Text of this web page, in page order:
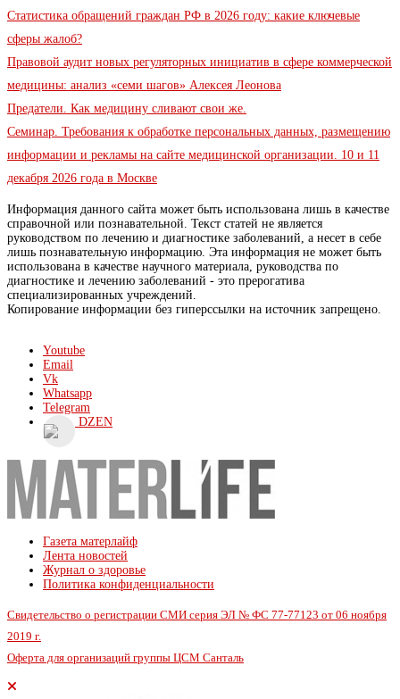
Статистика обращений граждан РФ в 2026 году: какие ключевые
сферы жалоб?
Правовой аудит новых регуляторных инициатив в сфере коммерческой
медицины: анализ «семи шагов» Алексея Леонова
Предатели. Как медицину сливают свои же.
Семинар. Требования к обработке персональных данных, размещению
информации и рекламы на сайте медицинской организации. 10 и 11
декабря 2026 года в Москве
Информация данного сайта может быть использована лишь в качестве
справочной или познавательной. Текст статей не является
руководством по лечению и диагностике заболеваний, а несет в себе
лишь познавательную информацию. Эта информация не может быть
использована в качестве научного материала, руководства по
диагностике и лечению заболеваний - это прерогатива
специализированных учреждений.
Копирование информации без гиперссылки на источник запрещено.
Youtube
Email
Vk
Whatsapp
Telegram
DZEN
Газета матерлайф
Лента новостей
Журнал о здоровье
Политика конфиденциальности
Свидетельство о регистрации СМИ серия ЭЛ № ФС 77-77123 от 06 ноября
2019 г.
Оферта для организаций группы ЦСМ Санталь